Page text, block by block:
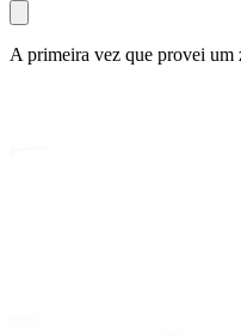
A primeira vez que provei um